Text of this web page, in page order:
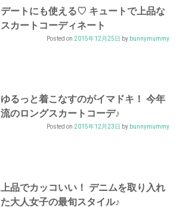
デートにも使える♡ キュートで上品な
スカートコーディネート
Posted on 2015年12月25日 by bunnymummy
ゆるっと着こなすのがイマドキ！ 今年
流のロングスカートコーデ♪
Posted on 2015年12月23日 by bunnymummy
上品でカッコいい！ デニムを取り入れ
た大人女子の最旬スタイル♪